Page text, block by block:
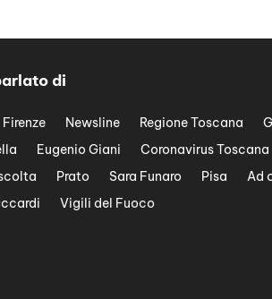
di
Firenze Newsline Regione Toscana
Eugenio Giani Coronavirus Toscana
Prato Sara Funaro Pisa Ad
Vigili del Fuoco